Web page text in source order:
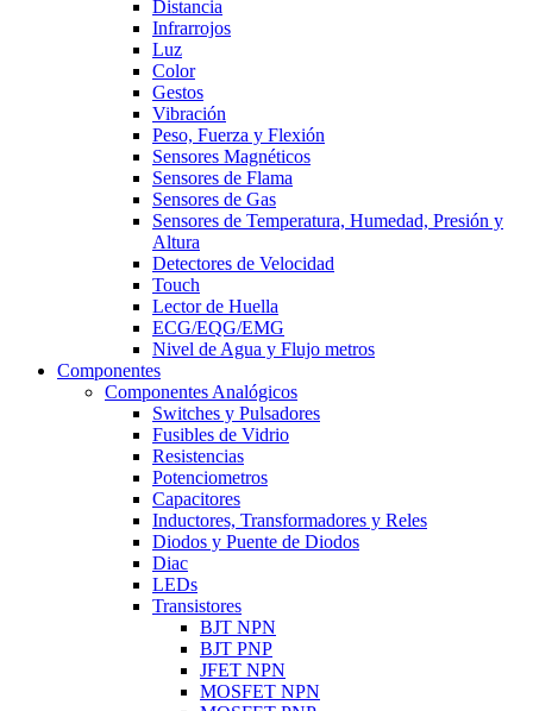
Distancia
Infrarrojos
Luz
Color
Gestos
Vibración
Peso, Fuerza y Flexión
Sensores Magnéticos
Sensores de Flama
Sensores de Gas
Sensores de Temperatura, Humedad, Presión y
Altura
Detectores de Velocidad
Touch
Lector de Huella
ECG/EQG/EMG
Nivel de Agua y Flujo metros
Componentes
Componentes Analógicos
Switches y Pulsadores
Fusibles de Vidrio
Resistencias
Potenciometros
Capacitores
Inductores, Transformadores y Reles
Diodos y Puente de Diodos
Diac
LEDs
Transistores
BJT NPN
BJT PNP
JFET NPN
MOSFET NPN